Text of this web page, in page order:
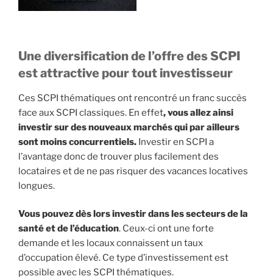
Une diversification de l’offre des SCPI
est attractive pour tout investisseur
Ces SCPI thématiques ont rencontré un franc succès
face aux SCPI classiques. En effet, vous allez ainsi
investir sur des nouveaux marchés qui par ailleurs
sont moins concurrentiels. Investir en SCPI a
l’avantage donc de trouver plus facilement des
locataires et de ne pas risquer des vacances locatives
longues.
Vous pouvez dès lors investir dans les secteurs de la
santé et de l’éducation. Ceux-ci ont une forte
demande et les locaux connaissent un taux
d’occupation élevé. Ce type d’investissement est
possible avec les SCPI thématiques.